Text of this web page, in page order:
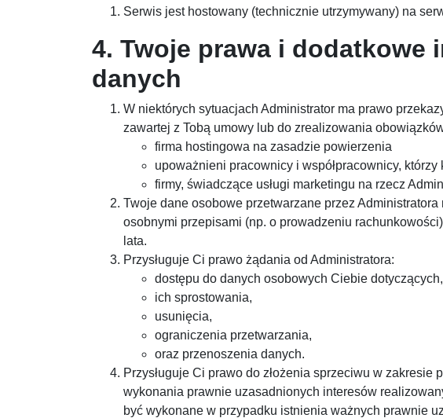
Serwis jest hostowany (technicznie utrzymywany) na
4. Twoje prawa i
danych
W niektórych sytuacjach Administrator ma prawo
zawartej z Tobą umowy lub do zrealizowania
firma hostingowa na zasadzie powierzenia
upoważnieni pracownicy i współpracownicy,
firmy, świadczące usługi marketingu na rzecz
Twoje dane osobowe przetwarzane przez
osobnymi przepisami (np. o prowadzeniu
lata.
Przysługuje Ci prawo żądania od Administratora:
dostępu do danych osobowych Ciebie dotyczących,
ich sprostowania,
usunięcia,
ograniczenia przetwarzania,
oraz przenoszenia danych.
Przysługuje Ci prawo do złożenia sprzeciwu w
wykonania prawnie uzasadnionych interesów
być wykonane w przypadku istnienia ważnych prawnie